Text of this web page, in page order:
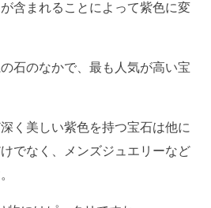
含まれることによって紫色に変
石のなかで、最も人気が高い宝
く美しい紫色を持つ宝石は他に
でなく、メンズジュエリーなど